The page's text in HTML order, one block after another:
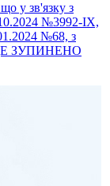
у зв'язку з
№3992-IX,
№68, з
ЗУПИНЕНО